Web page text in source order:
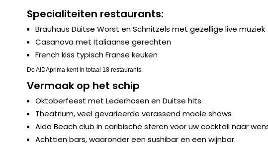
Specialiteiten restaurants:
Brauhaus Duitse Worst en Schnitzels met gezellige live muziek
Casanova met Italiaanse gerechten
French kiss typisch Franse keuken
De AIDAprima kent in totaal 18 restaurants.
Vermaak op het schip
Oktoberfeest met Lederhosen en Duitse hits
Theatrium, veel gevarieerde verassend mooie shows
Aida Beach club in caribische sferen voor uw cocktail naar
Achttien bars, waaronder een sushibar en een wijnbar